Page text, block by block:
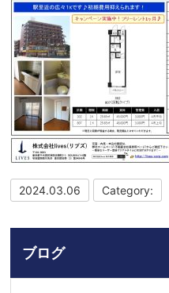
2024.03.06 Category:
ブログ